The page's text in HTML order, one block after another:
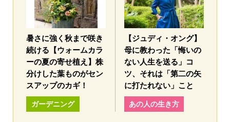
暑さに強く秋まで咲き
続ける【ウォームカラ
ーの夏の寄せ植え】株
分けした葉ものがセン
スアップのカギ！
ガーデニング
【ジュディ・オング】
母に教わった「悔いの
ない人生を送る」コ
ツ、それは「第二の矢
に打たれない」こと
あの人の生き方